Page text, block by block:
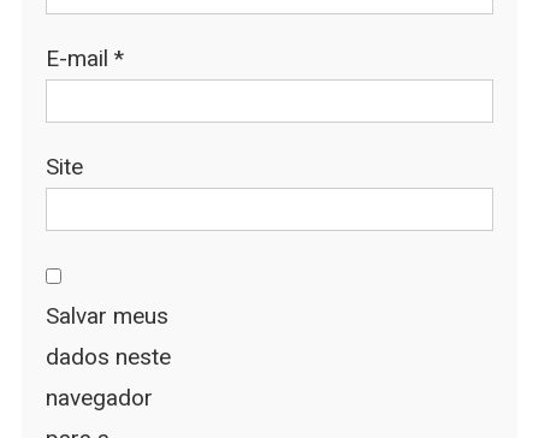
E-mail *
Site
Salvar meus
dados neste
navegador